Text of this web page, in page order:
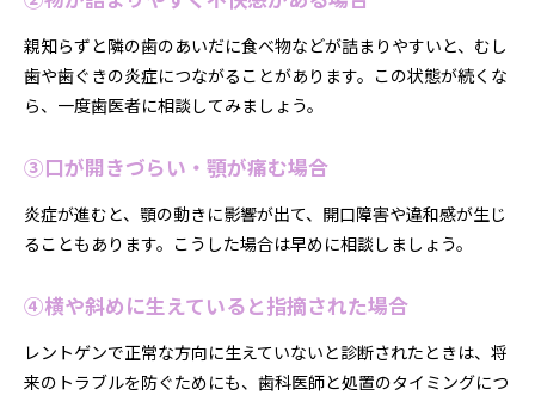
親知らずと隣の歯のあいだに食べ物などが詰まりやすいと、むし
歯や歯ぐきの炎症につながることがあります。この状態が続くな
ら、一度歯医者に相談してみましょう。
③口が開きづらい・顎が痛む場合
炎症が進むと、顎の動きに影響が出て、開口障害や違和感が生じ
ることもあります。こうした場合は早めに相談しましょう。
④横や斜めに生えていると指摘された場合
レントゲンで正常な方向に生えていないと診断されたときは、将
来のトラブルを防ぐためにも、歯科医師と処置のタイミングにつ